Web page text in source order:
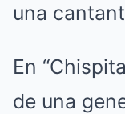
una
En
de una